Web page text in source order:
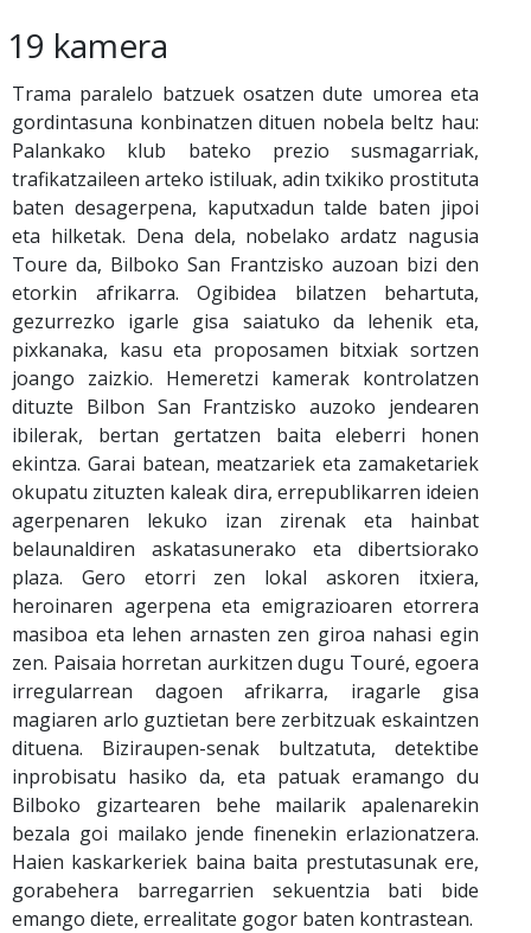
19 kamera
Trama paralelo batzuek osatzen dute umorea eta
gordintasuna konbinatzen dituen nobela beltz hau:
Palankako klub bateko prezio susmagarriak,
trafikatzaileen arteko istiluak, adin txikiko prostituta
baten desagerpena, kaputxadun talde baten jipoi
eta hilketak. Dena dela, nobelako ardatz nagusia
Toure da, Bilboko San Frantzisko auzoan bizi den
etorkin afrikarra. Ogibidea bilatzen behartuta,
gezurrezko igarle gisa saiatuko da lehenik eta,
pixkanaka, kasu eta proposamen bitxiak sortzen
joango zaizkio. Hemeretzi kamerak kontrolatzen
dituzte Bilbon San Frantzisko auzoko jendearen
ibilerak, bertan gertatzen baita eleberri honen
ekintza. Garai batean, meatzariek eta zamaketariek
okupatu zituzten kaleak dira, errepublikarren ideien
agerpenaren lekuko izan zirenak eta hainbat
belaunaldiren askatasunerako eta dibertsiorako
plaza. Gero etorri zen lokal askoren itxiera,
heroinaren agerpena eta emigrazioaren etorrera
masiboa eta lehen arnasten zen giroa nahasi egin
zen. Paisaia horretan aurkitzen dugu Touré, egoera
irregularrean dagoen afrikarra, iragarle gisa
magiaren arlo guztietan bere zerbitzuak eskaintzen
dituena. Biziraupen-senak bultzatuta, detektibe
inprobisatu hasiko da, eta patuak eramango du
Bilboko gizartearen behe mailarik apalenarekin
bezala goi mailako jende finenekin erlazionatzera.
Haien kaskarkeriek baina baita prestutasunak ere,
gorabehera barregarrien sekuentzia bati bide
emango diete, errealitate gogor baten kontrastean.